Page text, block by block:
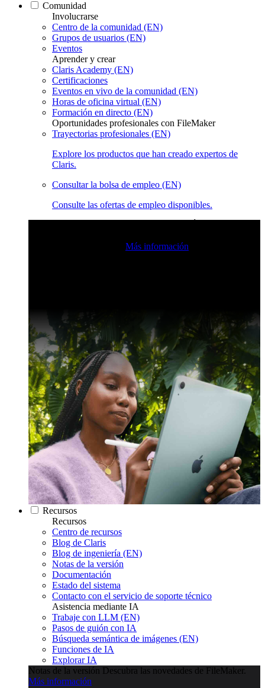
Comunidad
Involucrarse
Centro de la comunidad (EN)
Grupos de usuarios (EN)
Eventos
Aprender y crear
Claris Academy (EN)
Certificaciones
Eventos en vivo de la comunidad (EN)
Horas de oficina virtual (EN)
Formación en directo (EN)
Oportunidades profesionales con FileMaker
Trayectorias profesionales (EN)
Explore los productos que han creado expertos de
Claris.
Consultar la bolsa de empleo (EN)
Consulte las ofertas de empleo disponibles.
Más información
Recursos
Recursos
Centro de recursos
Blog de Claris
Blog de ingeniería (EN)
Notas de la versión
Documentación
Estado del sistema
Contacto con el servicio de soporte técnico
Asistencia mediante IA
Trabaje con LLM (EN)
Pasos de guión con IA
Búsqueda semántica de imágenes (EN)
Funciones de IA
Explorar IA
Notas de la versión Descubra las novedades de FileMaker.
Más información